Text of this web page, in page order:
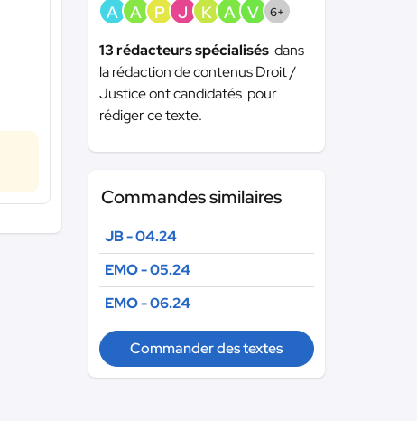
A A P J K A V 6+
13 rédacteurs spécialisés dans
la rédaction de contenus Droit /
Justice ont candidatés pour
rédiger ce texte.
Commandes similaires
JB - 04.24
EMO - 05.24
EMO - 06.24
Commander des textes